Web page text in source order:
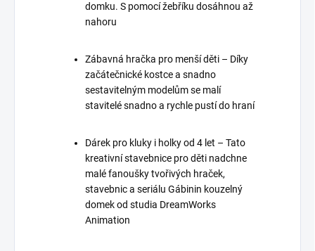
domku. S pomocí žebříku dosáhnou až
nahoru
Zábavná hračka pro menší děti – Díky
začátečnické kostce a snadno
sestavitelným modelům se malí
stavitelé snadno a rychle pustí do hraní
Dárek pro kluky i holky od 4 let – Tato
kreativní stavebnice pro děti nadchne
malé fanoušky tvořivých hraček,
stavebnic a seriálu Gábinin kouzelný
domek od studia DreamWorks
Animation